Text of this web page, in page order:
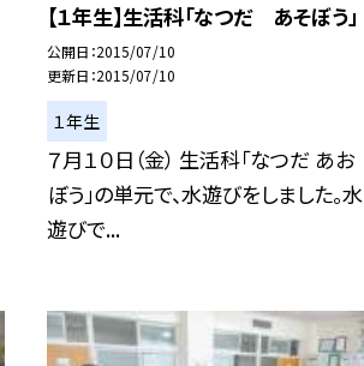
【１年生】生活科「なつだ あそぼう」
公開日 2015/07/10
更新日 2015/07/10
１年生
７月１０日（金） 生活科「なつだ あお
ぼう」の単元で、水遊びをしました。水
遊びで...